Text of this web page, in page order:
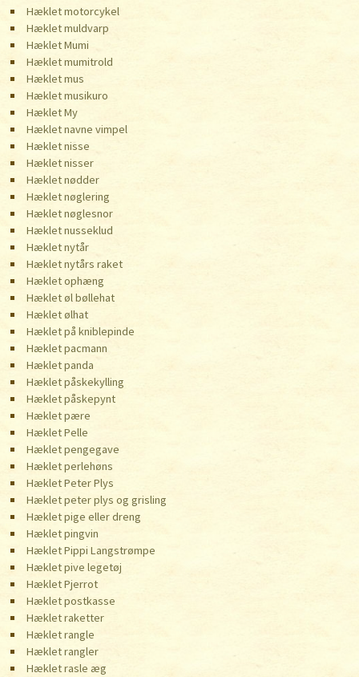
Hæklet motorcykel
Hæklet muldvarp
Hæklet Mumi
Hæklet mumitrold
Hæklet mus
Hæklet musikuro
Hæklet My
Hæklet navne vimpel
Hæklet nisse
Hæklet nisser
Hæklet nødder
Hæklet nøglering
Hæklet nøglesnor
Hæklet nusseklud
Hæklet nytår
Hæklet nytårs raket
Hæklet ophæng
Hæklet øl bøllehat
Hæklet ølhat
Hæklet på kniblepinde
Hæklet pacmann
Hæklet panda
Hæklet påskekylling
Hæklet påskepynt
Hæklet pære
Hæklet Pelle
Hæklet pengegave
Hæklet perlehøns
Hæklet Peter Plys
Hæklet peter plys og grisling
Hæklet pige eller dreng
Hæklet pingvin
Hæklet Pippi Langstrømpe
Hæklet pive legetøj
Hæklet Pjerrot
Hæklet postkasse
Hæklet raketter
Hæklet rangle
Hæklet rangler
Hæklet rasle æg